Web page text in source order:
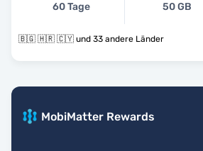
60 Tage 50 GB
🇧🇬 🇭🇷 🇨🇾 und 33 andere Länder
MobiMatter Rewards